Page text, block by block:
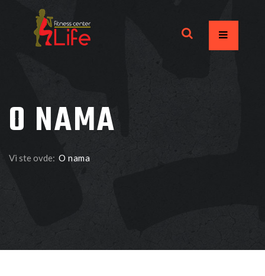
O NAMA
Vi ste ovde: O nama